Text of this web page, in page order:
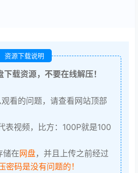
资源下载说明
载资源，不要在线解压！
看的问题，请查看网站顶部
表视频，比方：100P就是100
储在网盘，并且上传之前经过
密码是没有问题的！